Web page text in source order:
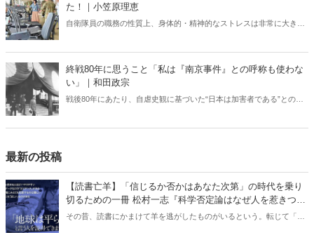
た！｜小笠原理恵
自衛隊員の職務の性質上、身体的・精神的なストレスは非常に大き
つつある現場を取材した。
終戦80年に思うこと「私は『南京事件』との呼称も使わな
い」｜和田政宗
戦後80年にあたり、自虐史観に基づいた“日本は加害者である”との番
最新の投稿
【読書亡羊】「信じるか否かはあなた次第」の時代を乗り
切るための一冊 松村一志『科学否定論はなぜ人を惹きつけ
るのか』（ちくま新書）｜梶原麻衣子
その昔、読書にかまけて羊を逃がしたものがいるという。転じて「読